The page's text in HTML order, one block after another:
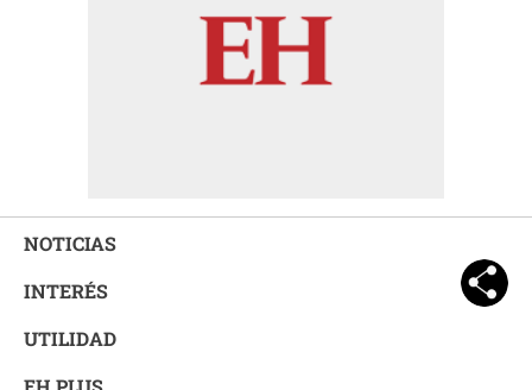
NOTICIAS
INTERÉS
UTILIDAD